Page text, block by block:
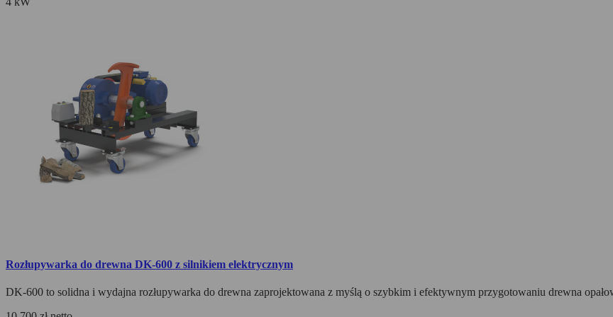
Rozłupywarka do drewna DK-600 z silnikiem elektrycznym
DK-600 to solidna i wydajna rozłupywarka do drewna zaprojektowana z myślą o szybkim i efektywnym przygotowaniu drewna